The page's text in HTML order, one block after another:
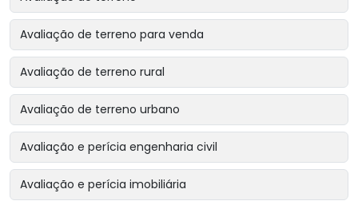
Avaliação de terreno para venda
Avaliação de terreno rural
Avaliação de terreno urbano
Avaliação e perícia engenharia civil
Avaliação e perícia imobiliária